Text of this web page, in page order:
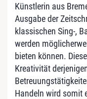
Künstlerin aus
Ausgabe der
klassischen Sing-,
werden
bieten können.
Kreativität
Handeln wird somit